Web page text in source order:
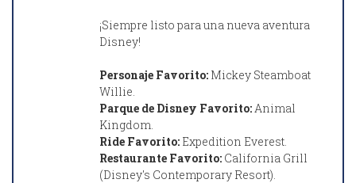
¡Siempre listo para una nueva aventura
Disney!
Personaje Favorito: Mickey Steamboat
Willie.
Parque de Disney Favorito: Animal
Kingdom.
Ride Favorito: Expedition Everest.
Restaurante Favorito: California Grill
(Disney's Contemporary Resort).